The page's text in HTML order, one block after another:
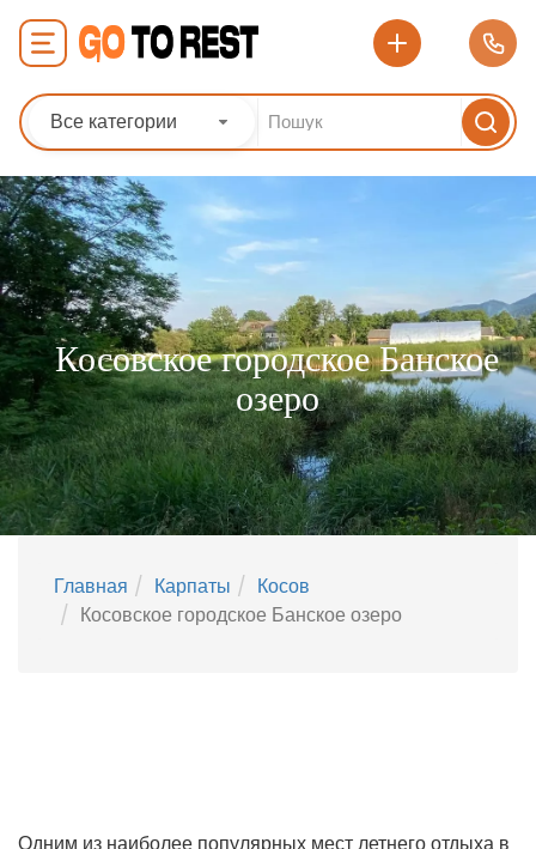
Все категории
Косовское городское Банское
озеро
Главная Карпаты
Косов
Косовское городское Банское озеро